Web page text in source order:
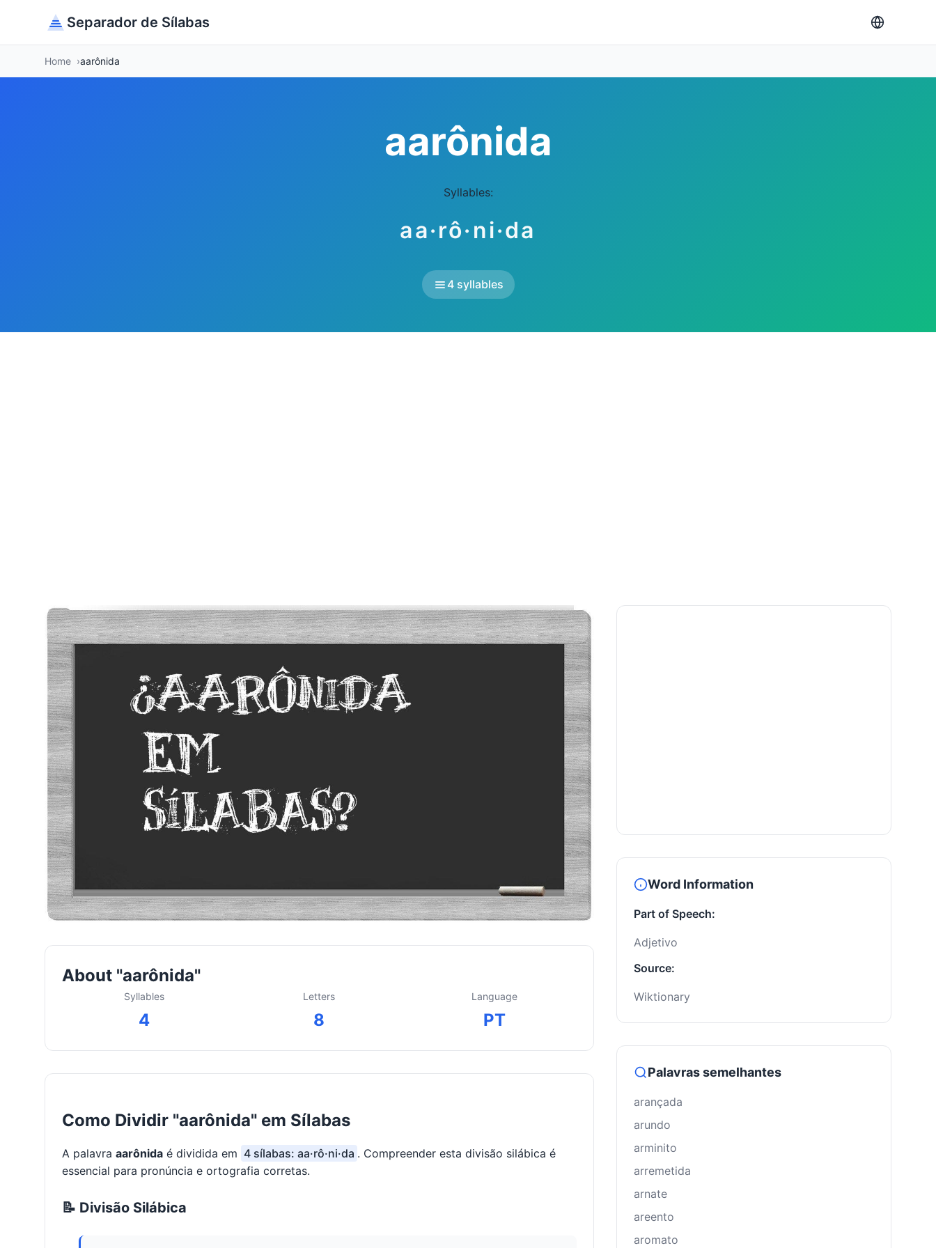
Separador de Sílabas
Home aarônida
aarônida
Syllables:
aa·rô·ni·da
4 syllables
About "aarônida"
Syllables
4
Letters
8
Language
PT
Como Dividir "aarônida" em Sílabas
A palavra aarônida é dividida em 4 sílabas: aa·rô·ni·da . Compreender esta divisão silábica é
essencial para pronúncia e ortografia corretas.
📝 Divisão Silábica
Word Information
Part of Speech:
Adjetivo
Source:
Wiktionary
Palavras semelhantes
arançada
arundo
arminito
arremetida
arnate
areento
aromato